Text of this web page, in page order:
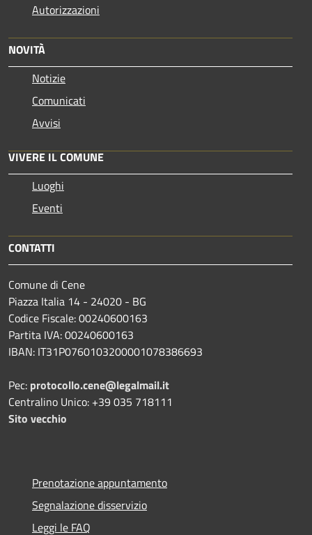
Autorizzazioni
NOVITÀ
Notizie
Comunicati
Avvisi
VIVERE IL COMUNE
Luoghi
Eventi
CONTATTI
Comune di Cene
Piazza Italia 14 - 24020 - BG
Codice Fiscale: 00240600163
Partita IVA: 00240600163
IBAN: IT31P0760103200001078386693
Pec: protocollo.cene@legalmail.it
Centralino Unico: +39 035 718111
Sito vecchio
Prenotazione appuntamento
Segnalazione disservizio
Leggi le FAQ